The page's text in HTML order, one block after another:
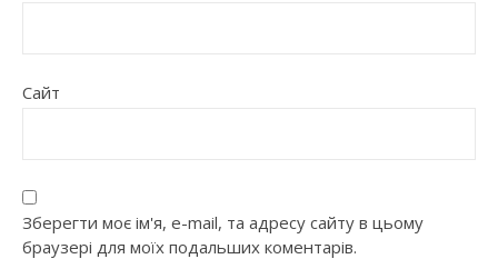
Сайт
Зберегти моє ім'я, e-mail, та адресу сайту в цьому
браузері для моїх подальших коментарів.